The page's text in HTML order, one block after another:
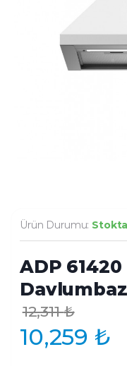
Ürün Durumu: Stokta
ADP
12,311₺
10,259 ₺